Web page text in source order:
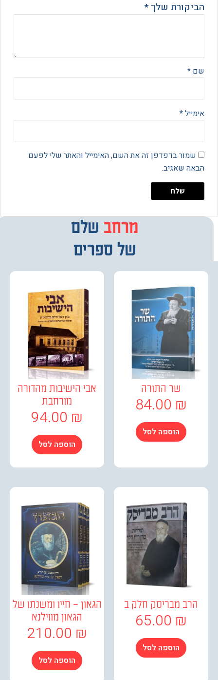
שלך*
בדפדפן זה את השם, האימייל והאתר שלי לפעם
שאגיב.
מרחב
מבחרשלם
של ספרים
שר התורה
84.00
הוספה לסל
אבי הישיבות מהדורה
מורחבת
94.00
הוספה לסל
מבריסק חלק ב
65.00
הוספה לסל
הגאון – חייו ומשנתו של
הגאון מווילנא
210.00
הוספה לסל